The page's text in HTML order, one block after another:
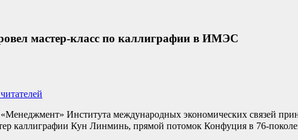
мастер-класс по каллиграфии в ИМЭС
Института международных экономических связей
каллиграфии Кун Линминь, прямой потомок Конфуция в 76-